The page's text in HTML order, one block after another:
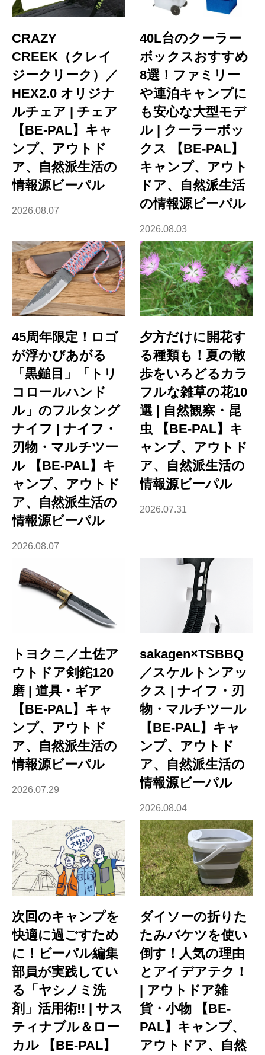
CRAZY
CREEK（クレイ
ジークリーク）／
HEX2.0 オリジナ
ルチェア | チェア
【BE-PAL】キャ
ンプ、アウトド
ア、自然派生活の
情報源ビーパル
2026.08.07
40L台のクーラー
ボックスおすすめ
8選！ファミリー
や連泊キャンプに
も安心な大型モデ
ル | クーラーボッ
クス 【BE-PAL】
キャンプ、アウト
ドア、自然派生活
の情報源ビーパル
2026.08.03
45周年限定！ロゴ
が浮かびあがる
「黒鎚目」「トリ
コロールハンド
ル」のフルタング
ナイフ | ナイフ・
刃物・マルチツー
ル 【BE-PAL】キ
ャンプ、アウトド
ア、自然派生活の
情報源ビーパル
2026.08.07
夕方だけに開花す
る種類も！夏の散
歩をいろどるカラ
フルな雑草の花10
選 | 自然観察・昆
虫 【BE-PAL】キ
ャンプ、アウトド
ア、自然派生活の
情報源ビーパル
2026.07.31
トヨクニ／土佐ア
ウトドア剣鉈120
磨 | 道具・ギア
【BE-PAL】キャ
ンプ、アウトド
ア、自然派生活の
情報源ビーパル
2026.07.29
sakagen×TSBBQ
／スケルトンアッ
クス | ナイフ・刃
物・マルチツール
【BE-PAL】キャ
ンプ、アウトド
ア、自然派生活の
情報源ビーパル
2026.08.04
次回のキャンプを
快適に過ごすため
に！ビーパル編集
部員が実践してい
る「ヤシノミ洗
剤」活用術!! | サス
ティナブル＆ロー
カル 【BE-PAL】
ダイソーの折りた
たみバケツを使い
倒す！人気の理由
とアイデアテク！
| アウトドア雑
貨・小物 【BE-
PAL】キャンプ、
アウトドア、自然